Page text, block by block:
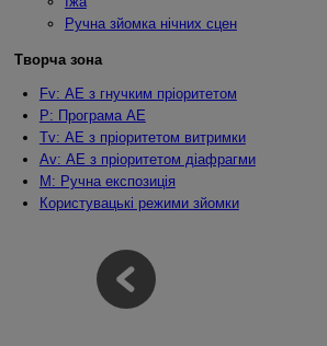
Ручна зйомка нічних сцен
Творча зона
Fv: АЕ з гнучким пріоритетом
P: Програма АЕ
Tv: АЕ з пріоритетом витримки
Av: АЕ з пріоритетом діафрагми
M: Ручна експозиція
Користувацькі режими зйомки